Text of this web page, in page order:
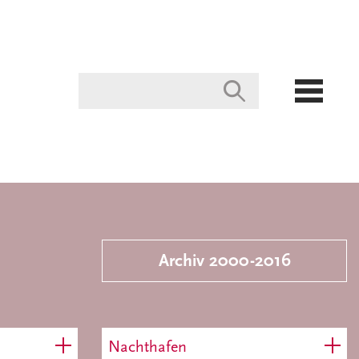
Archiv 2000-2016
Nachthafen